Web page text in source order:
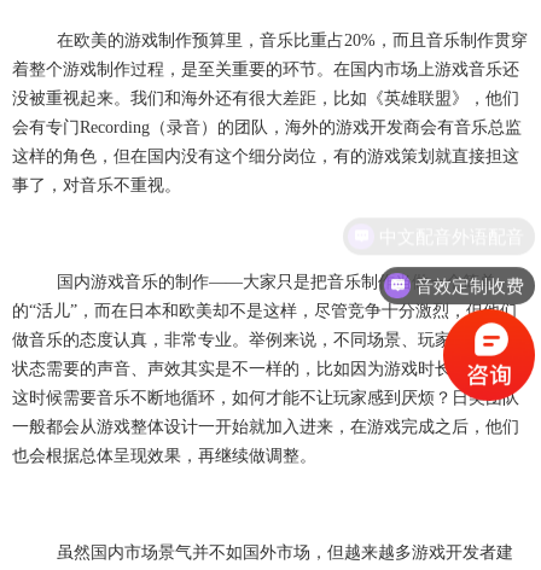
在欧美的游戏制作预算里，音乐比重占20%，而且音乐制作贯穿
着整个游戏制作过程，是至关重要的环节。在国内市场上游戏音乐还
没被重视起来。我们和海外还有很大差距，比如《英雄联盟》，他们
会有专门Recording（录音）的团队，海外的游戏开发商会有音乐总监
这样的角色，但在国内没有这个细分岗位，有的游戏策划就直接担这
事了，对音乐不重视。
国内游戏音乐的制作——大家只是把音乐制作当做一个简单
的“活儿”，而在日本和欧美却不是这样，尽管竞争十分激烈，但他们
做音乐的态度认真，非常专业。举例来说，不同场景、玩家不同游戏
状态需要的声音、声效其实是不一样的，比如因为游戏时长的不同，
这时候需要音乐不断地循环，如何才能不让玩家感到厌烦？日美团队
一般都会从游戏整体设计一开始就加入进来，在游戏完成之后，他们
也会根据总体呈现效果，再继续做调整。
虽然国内市场景气并不如国外市场，但越来越多游戏开发者建
音效定制收费